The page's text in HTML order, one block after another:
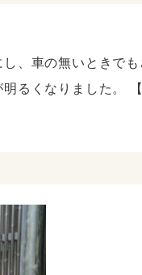
、車の無いときで
るくなりました。